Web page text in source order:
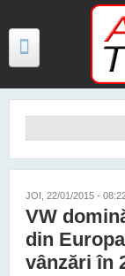
Mergi la conţinutul
TESTE
FOTO
VIDEO
JOI, 22/01/2015 -
VW
din
vânzări în